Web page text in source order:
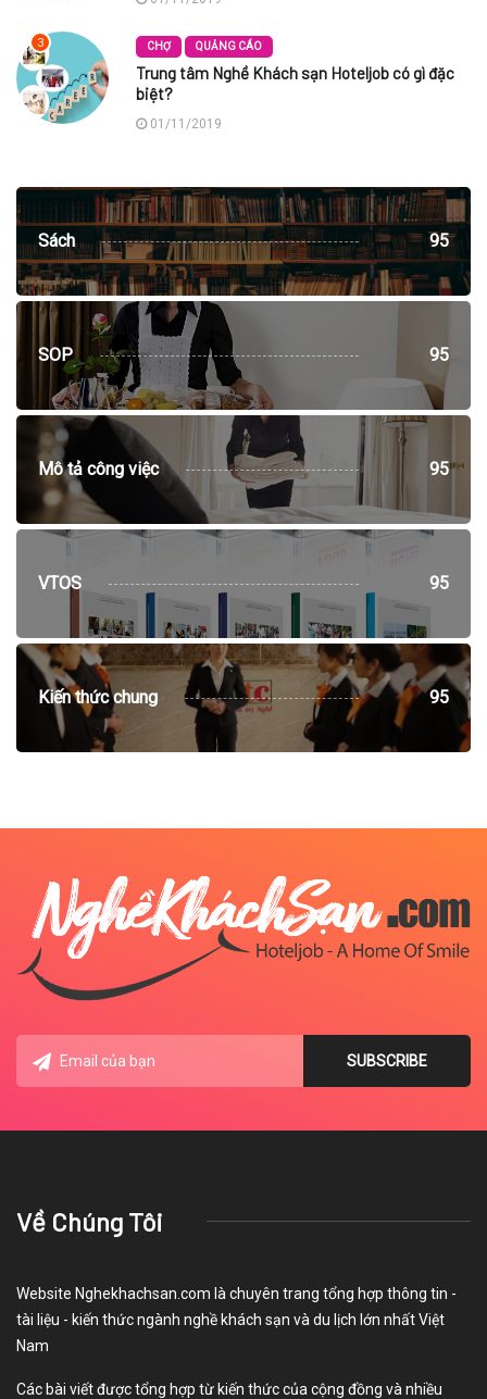
3 CHỢ QUẢNG CÁO
Trung tâm Nghề Khách sạn Hoteljob có gì đặc
biệt?
01/11/2019
Sách 95
SOP 95
Mô tả công việc 95
VTOS 95
Kiến thức chung 95
Về Chúng Tôi
Website Nghekhachsan.com là chuyên trang tổng hợp thông tin -
tài liệu - kiến thức ngành nghề khách sạn và du lịch lớn nhất Việt
Nam
Các bài viết được tổng hợp từ kiến thức của cộng đồng và nhiều